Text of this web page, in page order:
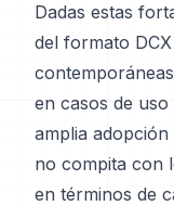
Dadas estas
del formato
en casos de
amplia adopción
no compita con
en términos de